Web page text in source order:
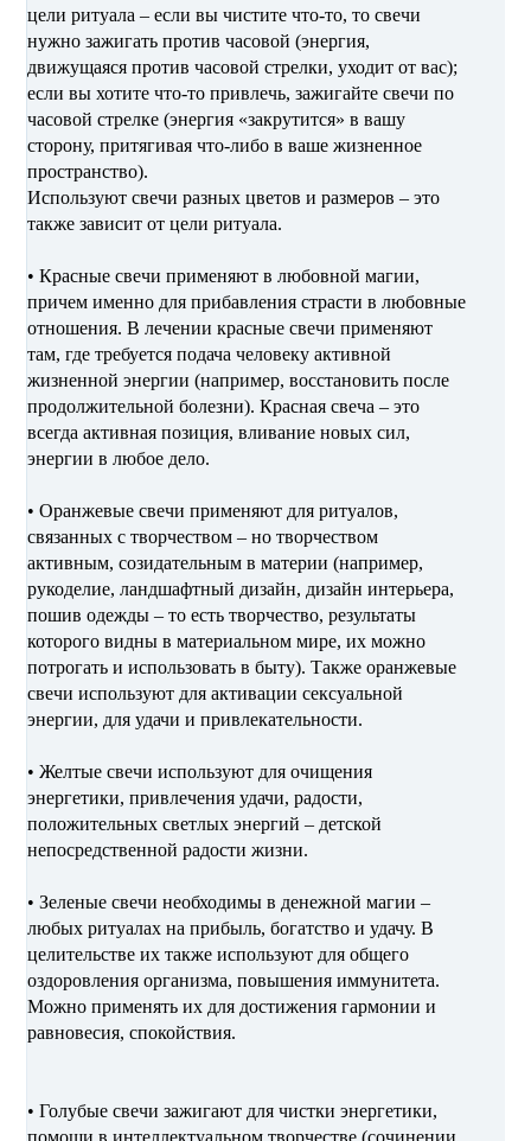
цели ритуала – если вы чистите что-то, то свечи
нужно зажигать против часовой (энергия,
движущаяся против часовой стрелки, уходит от вас);
если вы хотите что-то привлечь, зажигайте свечи по
часовой стрелке (энергия «закрутится» в вашу
сторону, притягивая что-либо в ваше жизненное
пространство).
Используют свечи разных цветов и размеров – это
также зависит от цели ритуала.
• Красные свечи применяют в любовной магии,
причем именно для прибавления страсти в любовные
отношения. В лечении красные свечи применяют
там, где требуется подача человеку активной
жизненной энергии (например, восстановить после
продолжительной болезни). Красная свеча – это
всегда активная позиция, вливание новых сил,
энергии в любое дело.
• Оранжевые свечи применяют для ритуалов,
связанных с творчеством – но творчеством
активным, созидательным в материи (например,
рукоделие, ландшафтный дизайн, дизайн интерьера,
пошив одежды – то есть творчество, результаты
которого видны в материальном мире, их можно
потрогать и использовать в быту). Также оранжевые
свечи используют для активации сексуальной
энергии, для удачи и привлекательности.
• Желтые свечи используют для очищения
энергетики, привлечения удачи, радости,
положительных светлых энергий – детской
непосредственной радости жизни.
• Зеленые свечи необходимы в денежной магии –
любых ритуалах на прибыль, богатство и удачу. В
целительстве их также используют для общего
оздоровления организма, повышения иммунитета.
Можно применять их для достижения гармонии и
равновесия, спокойствия.
• Голубые свечи зажигают для чистки энергетики,
помощи в интеллектуальном творчестве (сочинении